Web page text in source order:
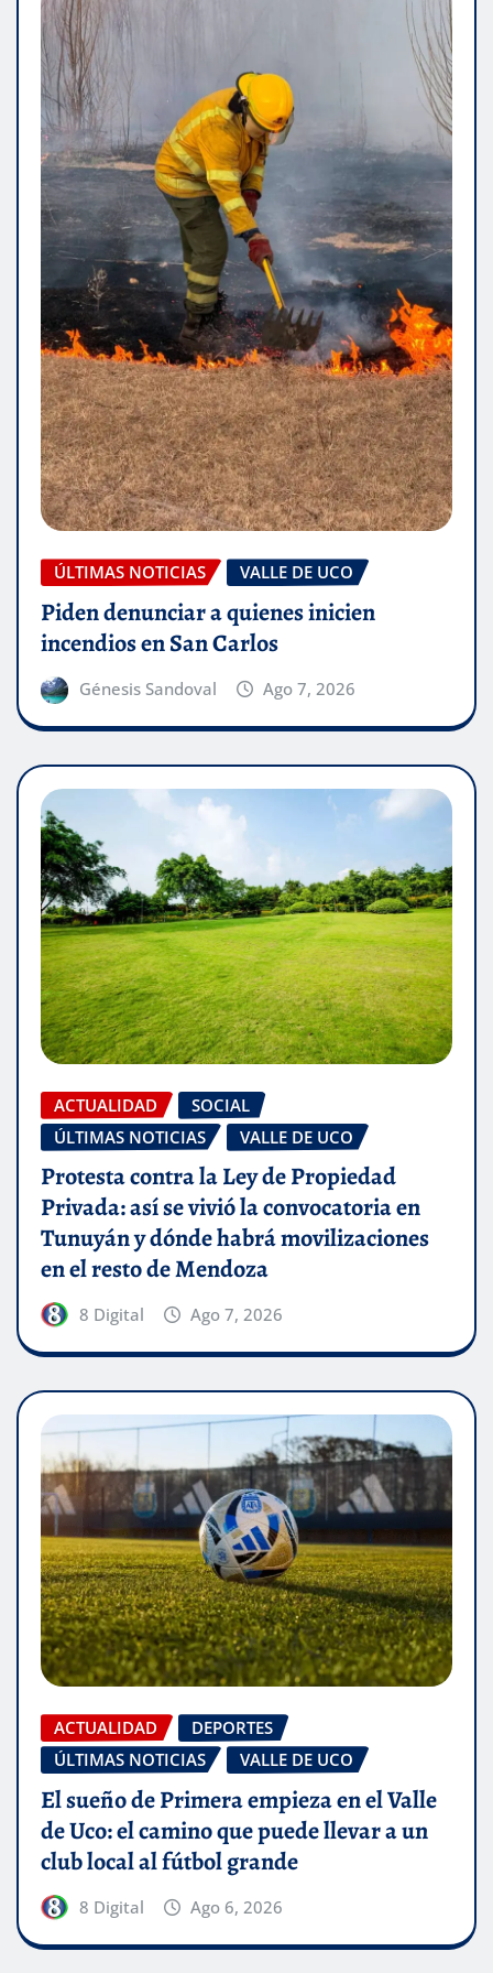
ÚLTIMAS NOTICIAS VALLE DE UCO
Piden denunciar a quienes inicien
incendios en San Carlos
Génesis Sandoval Ago 7, 2026
ACTUALIDAD
SOCIAL
ÚLTIMAS NOTICIAS
VALLE DE UCO
Protesta contra la Ley de Propiedad
Privada: así se vivió la convocatoria en
Tunuyán y dónde habrá movilizaciones
en el resto de Mendoza
8 Digital Ago 7, 2026
ACTUALIDAD
DEPORTES
ÚLTIMAS NOTICIAS
VALLE DE UCO
El sueño de Primera empieza en el Valle
de Uco: el camino que puede llevar a un
club local al fútbol grande
8 Digital Ago 6, 2026